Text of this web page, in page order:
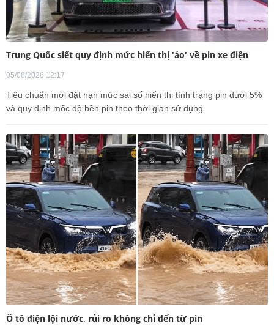
Trung Quốc siết quy định mức hiển thị 'ảo' về pin xe điện
05/08/2026 12:17
Tiêu chuẩn mới đặt hạn mức sai số hiển thị tình trạng pin dưới 5%
và quy định mốc độ bền pin theo thời gian sử dụng.
Ô tô điện lội nước, rủi ro không chỉ đến từ pin